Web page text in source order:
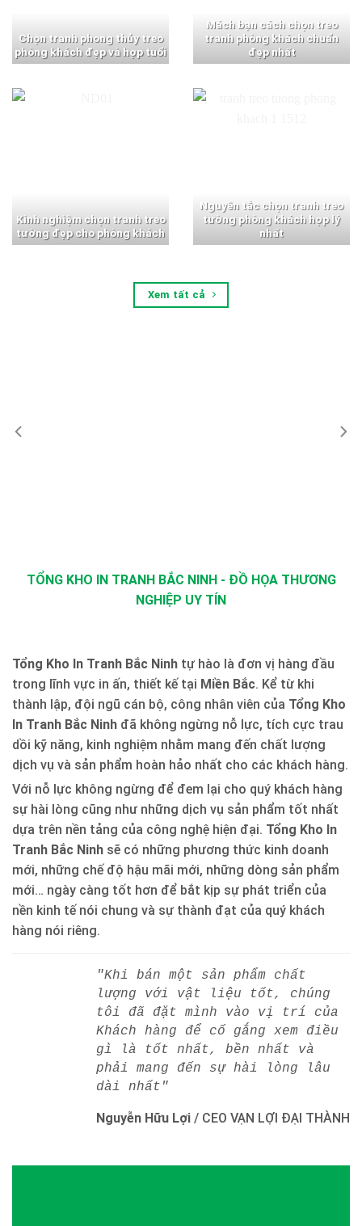
Chọn tranh phong thủy treo
phòng khách đẹp và hợp tuổi
Mách bạn cách chọn treo
tranh phòng khách chuẩn
đẹp nhất
Kinh nghiệm chọn tranh treo
tường đẹp cho phòng khách
Nguyên tắc chọn tranh treo
tường phòng khách hợp lý
nhất
Xem tất cả
TỔNG KHO IN TRANH BẮC NINH - ĐỒ HỌA THƯƠNG
NGHIỆP UY TÍN
Tổng Kho In Tranh Bắc Ninh tự hào là đơn vị hàng đầu
trong lĩnh vực in ấn, thiết kế tại Miền Bắc. Kể từ khi
thành lập, đội ngũ cán bộ, công nhân viên của Tổng Kho
In Tranh Bắc Ninh đã không ngừng nỗ lực, tích cực trau
dồi kỹ năng, kinh nghiệm nhằm mang đến chất lượng
dịch vụ và sản phẩm hoàn hảo nhất cho các khách hàng.
Với nỗ lực không ngừng để đem lại cho quý khách hàng
sự hài lòng cũng như những dịch vụ sản phẩm tốt nhất
dựa trên nền tảng của công nghệ hiện đại. Tổng Kho In
Tranh Bắc Ninh sẽ có những phương thức kinh doanh
mới, những chế độ hậu mãi mới, những dòng sản phẩm
mới… ngày càng tốt hơn để bắt kịp sự phát triển của
nền kinh tế nói chung và sự thành đạt của quý khách
hàng nói riêng.
"Khi bán một sản phẩm chất
lượng với vật liệu tốt, chúng
tôi đã đặt mình vào vị trí của
Khách hàng để cố gắng xem điều
gì là tốt nhất, bền nhất và
phải mang đến sự hài lòng lâu
dài nhất"
Nguyễn Hữu Lợi / CEO VẠN LỢI ĐẠI THÀNH